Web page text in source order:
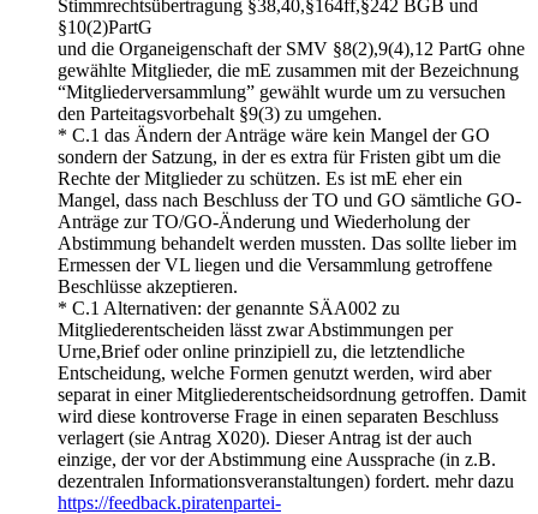
Stimmrechtsübertragung §38,40,§164ff,§242 BGB und
§10(2)PartG
und die Organeigenschaft der SMV §8(2),9(4),12 PartG ohne
gewählte Mitglieder, die mE zusammen mit der Bezeichnung
“Mitgliederversammlung” gewählt wurde um zu versuchen
den Parteitagsvorbehalt §9(3) zu umgehen.
* C.1 das Ändern der Anträge wäre kein Mangel der GO
sondern der Satzung, in der es extra für Fristen gibt um die
Rechte der Mitglieder zu schützen. Es ist mE eher ein
Mangel, dass nach Beschluss der TO und GO sämtliche GO-
Anträge zur TO/GO-Änderung und Wiederholung der
Abstimmung behandelt werden mussten. Das sollte lieber im
Ermessen der VL liegen und die Versammlung getroffene
Beschlüsse akzeptieren.
* C.1 Alternativen: der genannte SÄA002 zu
Mitgliederentscheiden lässt zwar Abstimmungen per
Urne,Brief oder online prinzipiell zu, die letztendliche
Entscheidung, welche Formen genutzt werden, wird aber
separat in einer Mitgliederentscheidsordnung getroffen. Damit
wird diese kontroverse Frage in einen separaten Beschluss
verlagert (sie Antrag X020). Dieser Antrag ist der auch
einzige, der vor der Abstimmung eine Aussprache (in z.B.
dezentralen Informationsveranstaltungen) fordert. mehr dazu
https://feedback.piratenpartei-